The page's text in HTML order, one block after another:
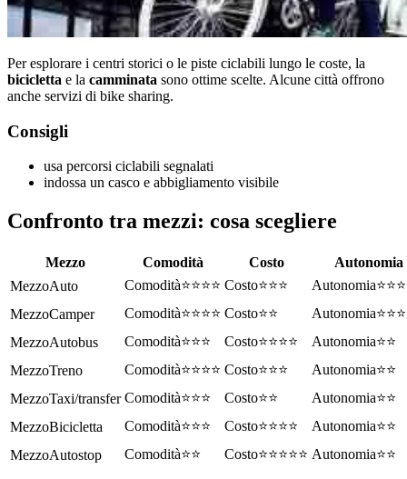
Per esplorare i centri storici o le piste ciclabili lungo le coste, la
bicicletta e la camminata sono ottime scelte. Alcune città offrono
anche servizi di bike sharing.
Consigli
usa percorsi ciclabili segnalati
indossa un casco e abbigliamento visibile
Confronto tra mezzi: cosa scegliere
Mezzo Comodità Costo
Autonomia
Auto
⭐⭐⭐⭐ ⭐⭐⭐
Camper
⭐⭐⭐⭐ ⭐⭐
Autobus
⭐⭐⭐ ⭐⭐⭐⭐
⭐⭐
Treno
⭐⭐⭐⭐ ⭐⭐⭐
⭐⭐
Taxi/transfer
⭐⭐⭐ ⭐⭐
⭐⭐
Bicicletta
⭐⭐⭐ ⭐⭐⭐⭐
⭐⭐
Autostop
⭐⭐ ⭐⭐⭐⭐⭐ ⭐⭐